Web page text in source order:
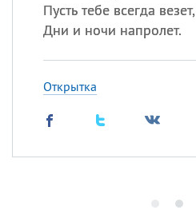
Пусть тебе всегда везет,
Дни и ночи напролет.
Открытка